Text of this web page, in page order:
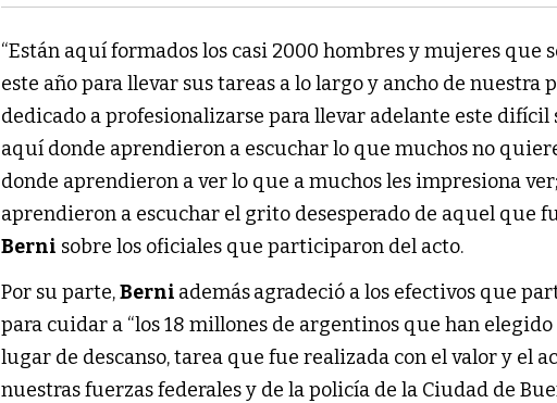
“Están aquí formados los casi 2000 hombres y mujeres que
este año para llevar sus tareas a lo largo y ancho de nuestra
dedicado a profesionalizarse para llevar adelante este difícil
aquí donde aprendieron a escuchar lo que muchos no
donde aprendieron a ver lo que a muchos les impresiona
Berni sobre los oficiales que participaron del acto.
Por su parte, Berni ademásagradeció a los efectivos que
para cuidar a “los 18 millones de argentinos que han
lugar de descanso, tarea que fue realizada con el valor y el
nuestras fuerzas federales y de la policía de la Ciudad de